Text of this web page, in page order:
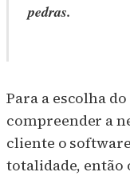
pedras.
Para a escolha
compreender a
cliente o
totalidade, então